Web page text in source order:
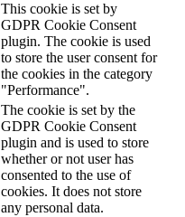
This cookie is set by
GDPR Cookie Consent
plugin. The cookie is used
to store the user consent for
the cookies in the category
"Performance".
The cookie is set by the
GDPR Cookie Consent
plugin and is used to store
whether or not user has
consented to the use of
cookies. It does not store
any personal data.